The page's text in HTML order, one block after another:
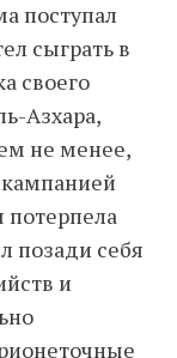
поступал
сыграть в
своего
Азхара,
не менее,
потерпела
позади себя
и